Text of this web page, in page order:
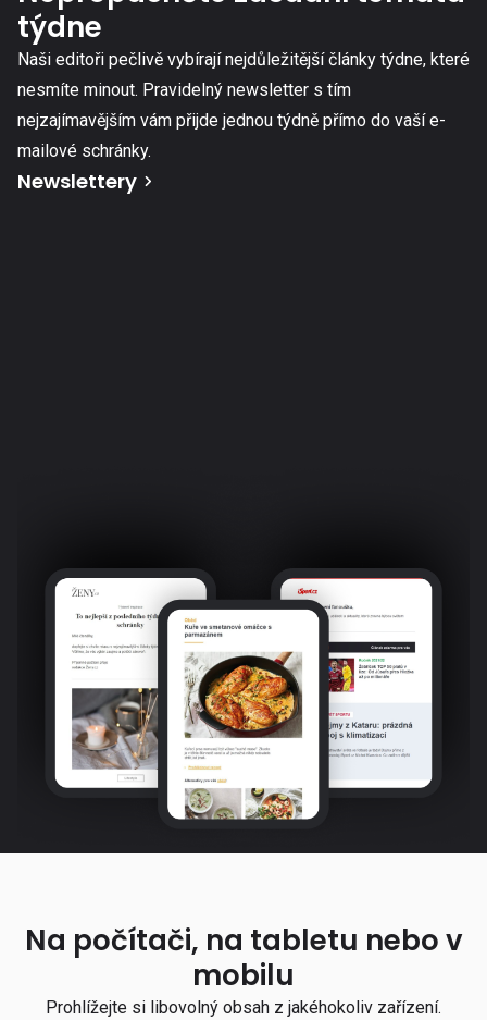
týdne
Naši editoři pečlivě vybírají nejdůležitější články týdne, které
nesmíte minout. Pravidelný newsletter s tím
nejzajímavějším vám přijde jednou týdně přímo do vaší e-
mailové schránky.
Newslettery
Na počítači, na tabletu nebo v
mobilu
Prohlížejte si libovolný obsah z jakéhokoliv zařízení.